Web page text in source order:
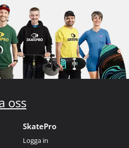
oss
SkatePro
Logga in